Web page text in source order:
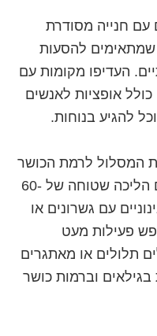
עם חנייה מסודרת
שמתאימים להסעות
העדיפו מקומות עם
אופציות לאנשים
להגיע בנוחות.
המסלול לרמת הכושר
של הקבוצה: מסלולים קלים עם הליכה שטוחה של 60-
עם גשרונים או
פעילות מעט
תלולים או מאתגרים
בגילאים וברמות כושר